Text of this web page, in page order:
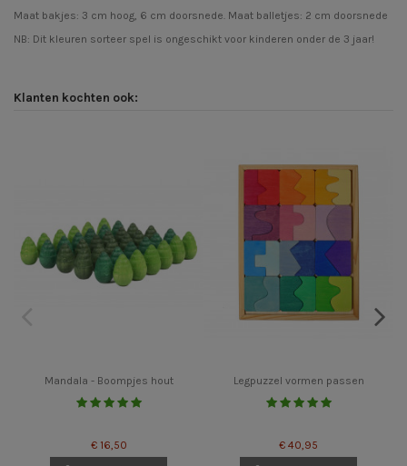
Maat bakjes: 3 cm hoog, 6 cm doorsnede. Maat balletjes: 2 cm doorsnede
NB: Dit kleuren sorteer spel is ongeschikt voor kinderen onder de 3 jaar!
Klanten kochten ook:
Mandala - Boompjes hout
€ 16,50
Legpuzzel vormen passen
€ 40,95